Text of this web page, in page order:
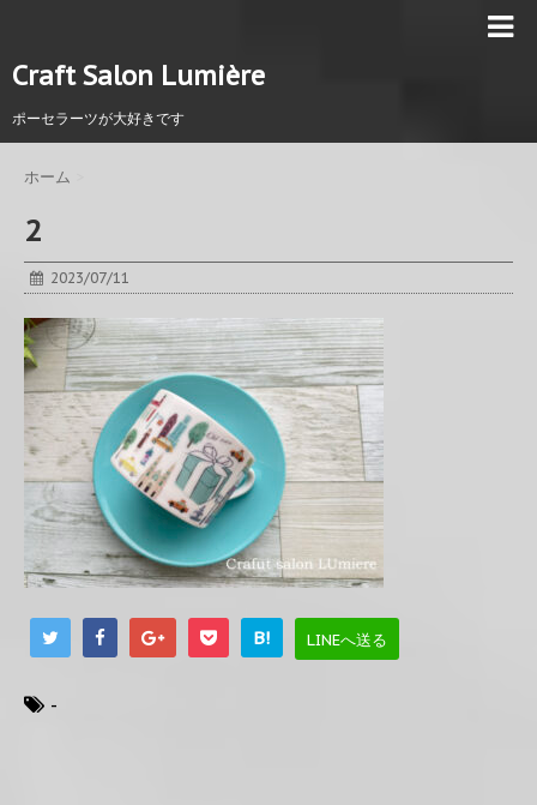
Craft Salon Lumière
ポーセラーツが大好きです
ホーム
2
2023/07/11
B! LINEへ送る
-